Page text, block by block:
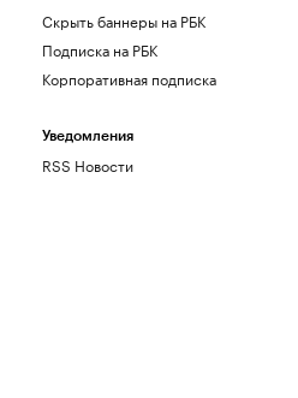
Скрыть баннеры на РБК
Подписка на РБК
Корпоративная подписка
Уведомления
RSS Новости